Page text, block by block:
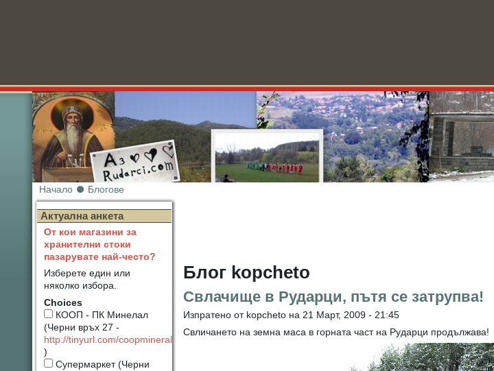
Начало Блогове
Актуална анкета
От кои магазини за
хранителни стоки
пазарувате най-често?
Изберете един или
няколко избора.
Choices
КООП - ПК Минелал
(Черни връх 27 -
http://tinyurl.com/coopmineral
)
Супермаркет (Черни
Блог kopcheto
Свлачище в Рударци, пътя се затрупва!
Изпратено от kopcheto на 21 Март, 2009 - 21:45
Свличането на земна маса в горната част на Рударци продължава!